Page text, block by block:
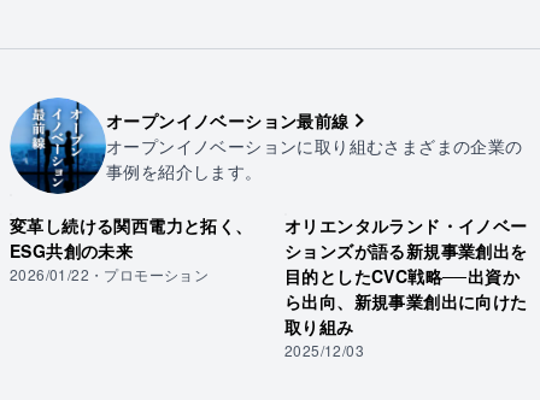
オープンイノベーション最前線
オープンイノベーションに取り組むさまざまの企業の
事例を紹介します。
変革し続ける関西電力と拓く、
ESG共創の未来
2026/01/22 ・ プロモーション
オリエンタルランド・イノベー
ションズが語る新規事業創出を
目的としたCVC戦略──出資か
ら出向、新規事業創出に向けた
取り組み
2025/12/03